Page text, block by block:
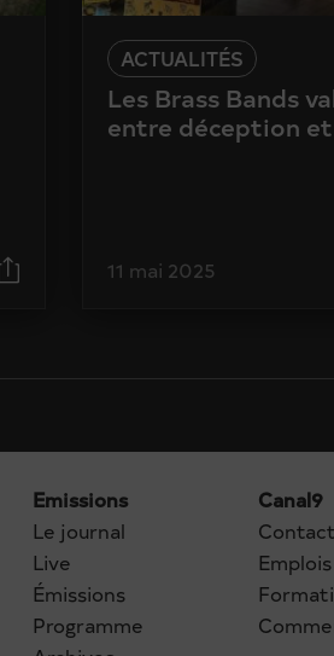
ACTUALITÉS
Les Brass Bands
entre déception
11 mai 2025
Emissions
Le journal
Live
Émissions
Programme
Canal9
Contact
Emplois